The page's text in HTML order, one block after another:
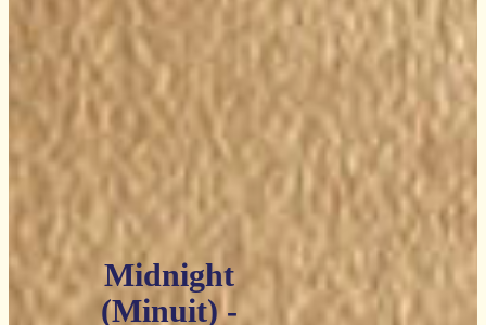
Midnight
(Minuit) -